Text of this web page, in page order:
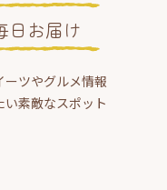
日お届け
ツやグルメ情報
素敵なスポット